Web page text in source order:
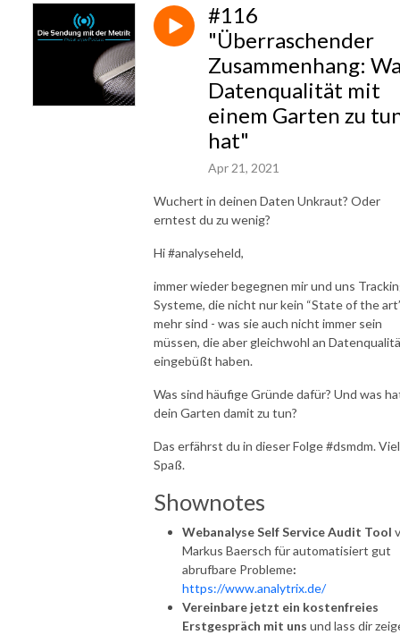
#116
"Überraschender
Zusammenhang:
Datenqualität mit
einem Garten zu
hat"
Apr 21, 2021
Wuchert in deinen Daten Unkraut? Oder
erntest du zu wenig?
Hi #analyseheld,
immer wieder begegnen mir und uns
Systeme, die nicht nur kein “State of the
mehr sind - was sie auch nicht immer sein
müssen, die aber gleichwohl an
eingebüßt haben.
Was sind häufige Gründe dafür? Und was
dein Garten damit zu tun?
Das erfährst du in dieser Folge #dsmdm. Viel
Spaß.
Shownotes
Webanalyse Self Service Audit Tool
Markus Baersch für automatisiert gut
abrufbare Probleme:
https://www.analytrix.de/
Vereinbare jetzt ein kostenfreies
Erstgespräch mit uns und lass dir